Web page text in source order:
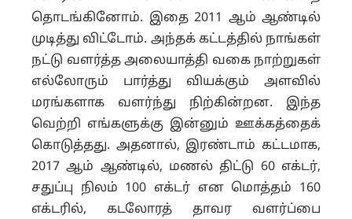
தொடங்கினோம். இதை 2011 ஆம் ஆண்டில்
முடித்து விட்டோம். அந்தக் கட்டத்தில் நாங்கள்
நட்டு வளர்த்த அலையாத்தி வகை நாற்றுகள்
எல்லோரும் பார்த்து வியக்கும் அளவில்
மரங்களாக வளர்ந்து நிற்கின்றன. இந்த
வெற்றி எங்களுக்கு இன்னும் ஊக்கத்தைக்
கொடுத்தது. அதனால், இரண்டாம் கட்டமாக,
2017 ஆம் ஆண்டில், மணல் திட்டு 60 எக்டர்,
சதுப்பு நிலம் 100 எக்டர் என மொத்தம் 160
எக்டரில், கடலோரத் தாவர வளர்ப்பை